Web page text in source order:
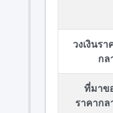
วงเงินรา
กล
ที่มาข
ราคากล